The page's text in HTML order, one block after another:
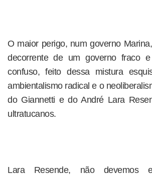
O maior perigo, num governo
decorrente de um governo fraco e
confuso, feito dessa mistura
ambientalismo radical e o
do Giannetti e do André Lara
ultratucanos.
Lara Resende, não devemos